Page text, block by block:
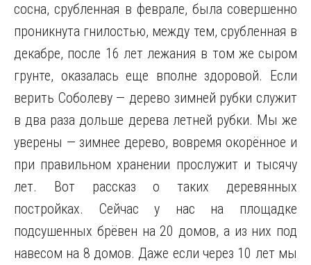
сосна, срубленная в феврале, была совершенно
проникнута гнилостью, между тем, срубленная в
декабре, после 16 лет лежания в том же сыром
грунте, оказалась еще вполне здоровой. Если
верить Соболеву — дерево зимней рубки служит
в два раза дольше дерева летней рубки. Мы же
уверены — зимнее дерево, вовремя окорённое и
при правильном хранении прослужит и тысячу
лет. Вот рассказ о таких деревянных
постройках. Сейчас у нас на площадке
подсушенных брёвен на 20 домов, а из них под
навесом на 8 домов. Даже если через 10 лет мы